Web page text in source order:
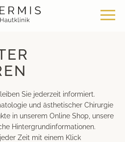
Sie jederzeit informiert.
und ästhetischer Chirurgie
in unserem Online Shop, unsere
Hintergrundinformationen.
Zeit mit einem Klick